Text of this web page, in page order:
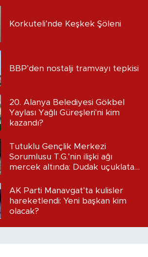
Korkuteli’nde Keşkek Şöleni
BBP’den nostalji tramvayı tepkisi
20. Alanya Belediyesi Gökbel
Yaylası Yağlı Güreşleri'ni kim
kazandı?
Tutuklu Gençlik Merkezi
Sorumlusu T.G.’nin ilişki ağı
mercek altında: Dudak uçuklatan
AK Parti Manavgat’ta kulisler
hareketlendi: Yeni başkan kim
olacak?